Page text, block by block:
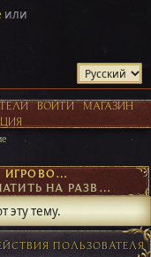
или
ВОЙТИ
МАГАЗИН
ОРГАНИЗАЦИЯ ИГРОВОГО ПРОЦЕССА
ЗАДОНАТИТЬ НА РАЗВИТИЕ ФОРУМА
эту тему.
ПОЛЬЗОВАТЕЛЯ